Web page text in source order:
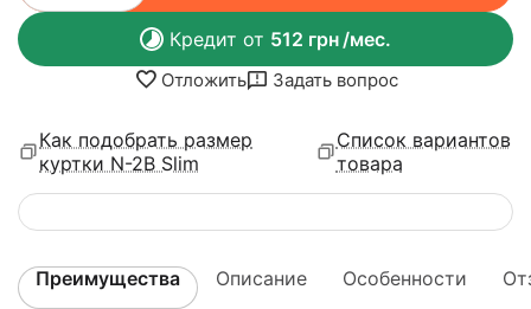
Кредит от 512 грн/мес.
Отложить Задать вопрос
Как подобрать размер
куртки N-2B Slim
Список вариантов
товара
Преимущества Описание Особенности